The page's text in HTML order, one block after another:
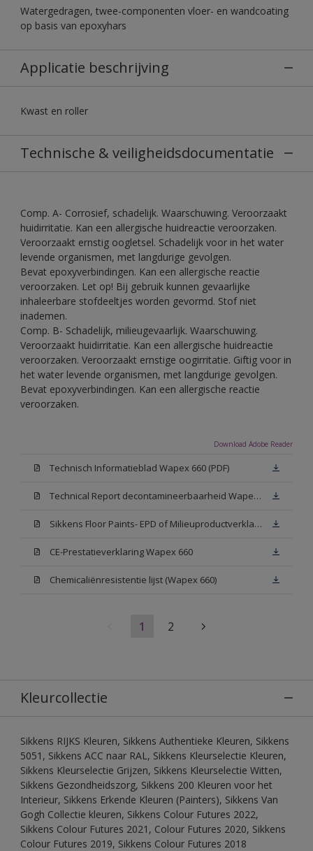
Watergedragen, twee-componenten vloer- en wandcoating
op basis van epoxyhars
Applicatie beschrijving
Kwast en roller
Technische & veiligheidsdocumentatie
Comp. A- Corrosief, schadelijk. Waarschuwing. Veroorzaakt
huidirritatie. Kan een allergische huidreactie veroorzaken.
Veroorzaakt ernstig oogletsel. Schadelijk voor in het water
levende organismen, met langdurige gevolgen.
Bevat epoxyverbindingen. Kan een allergische reactie
veroorzaken. Let op! Bij gebruik kunnen gevaarlijke
inhaleerbare stofdeeltjes worden gevormd. Stof niet
inademen.
Comp. B- Schadelijk, milieugevaarlijk. Waarschuwing.
Veroorzaakt huidirritatie. Kan een allergische huidreactie
veroorzaken. Veroorzaakt ernstige oogirritatie. Giftig voor in
het water levende organismen, met langdurige gevolgen.
Bevat epoxyverbindingen. Kan een allergische reactie
veroorzaken.
Download Adobe Reader
Technisch Informatieblad Wapex 660 (PDF)
Technical Report decontamineerbaarheid Wapex 660
Sikkens Floor Paints- EPD of Milieuproductverklaring
CE-Prestatieverklaring Wapex 660
Chemicaliënresistentie lijst (Wapex 660)
1 2
Kleurcollectie
Sikkens RIJKS Kleuren, Sikkens Authentieke Kleuren, Sikkens
5051, Sikkens ACC naar RAL, Sikkens Kleurselectie Kleuren,
Sikkens Kleurselectie Grijzen, Sikkens Kleurselectie Witten,
Sikkens Gezondheidszorg, Sikkens 200 Kleuren voor het
Interieur, Sikkens Erkende Kleuren (Painters), Sikkens Van
Gogh Collectie kleuren, Sikkens Colour Futures 2022,
Sikkens Colour Futures 2021, Colour Futures 2020, Sikkens
Colour Futures 2019, Sikkens Colour Futures 2018